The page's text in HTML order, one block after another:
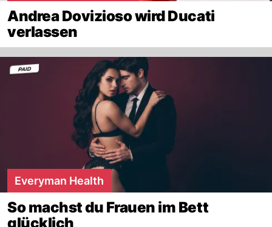
Andrea Dovizioso wird Ducati
verlassen
Everyman Health
So machst du Frauen im Bett
glücklich